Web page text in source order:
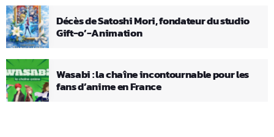
Décès de Satoshi Mori, fondateur du studio
Gift-o’-Animation
Wasabi : la chaîne incontournable pour les
fans d’anime en France